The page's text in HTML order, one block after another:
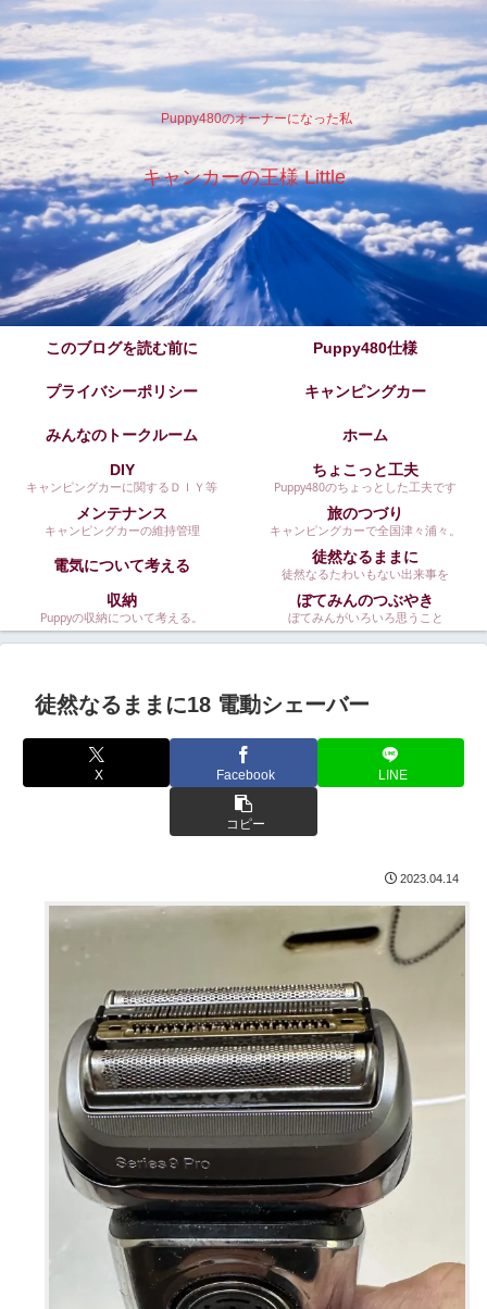
Puppy480のオーナーになった私
キャンカーの王様 Little
このブログを読む前に Puppy480仕様
プライバシーポリシー キャンピングカー
みんなのトークルーム
ホーム
DIY
キャンピングカーに関するＤＩＹ等
ちょこっと工夫
Puppy480のちょっとした工夫です
メンテナンス
キャンピングカーの維持管理
旅のつづり
キャンピングカーで全国津々浦々。
電気について考える 徒然なるままに
徒然なるたわいもない出来事を
収納
Puppyの収納について考える。
ぼてみんのつぶやき
ぼてみんがいろいろ思うこと
徒然なるままに18 電動シェーバー
X Facebook LINE
コピー
2023.04.14